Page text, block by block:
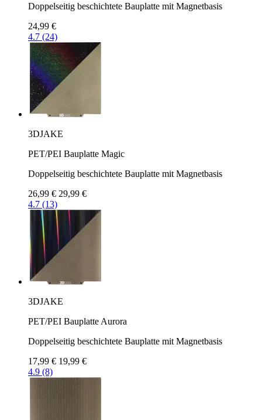
Doppelseitig beschichtete Bauplatte mit Magnetbasis
24,99 €
4.7 (24)
3DJAKE
PET/PEI Bauplatte Magic
Doppelseitig beschichtete Bauplatte mit Magnetbasis
26,99 € 29,99 €
4.7 (13)
3DJAKE
PET/PEI Bauplatte Aurora
Doppelseitig beschichtete Bauplatte mit Magnetbasis
17,99 € 19,99 €
4.9 (8)